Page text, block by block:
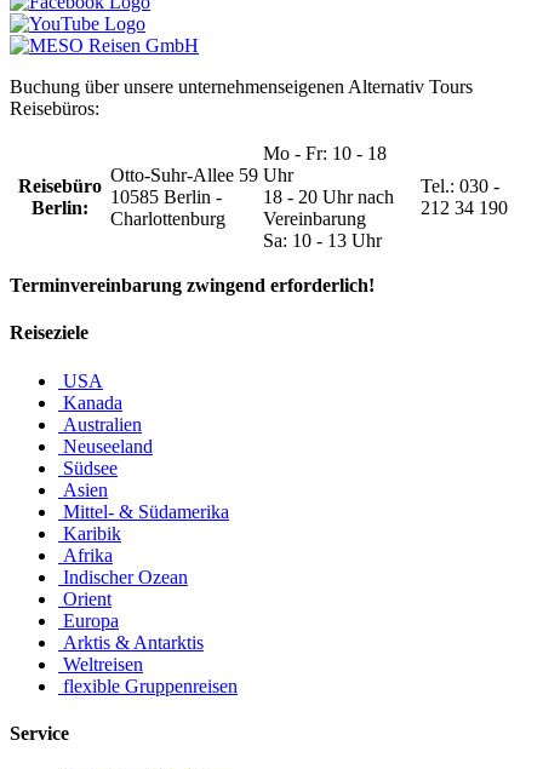
Buchung über unsere unternehmenseigenen Alternativ Tours
Reisebüros:
Reisebüro
Berlin:
Otto-Suhr-Allee 59
10585 Berlin -
Charlottenburg
Mo - Fr: 10 - 18
Uhr
18 - 20 Uhr nach
Vereinbarung
Sa: 10 - 13 Uhr
Tel.: 030 -
212 34 190
Terminvereinbarung zwingend erforderlich!
Reiseziele
USA
Kanada
Australien
Neuseeland
Südsee
Asien
Mittel- & Südamerika
Karibik
Afrika
Indischer Ozean
Orient
Europa
Arktis & Antarktis
Weltreisen
flexible Gruppenreisen
Service